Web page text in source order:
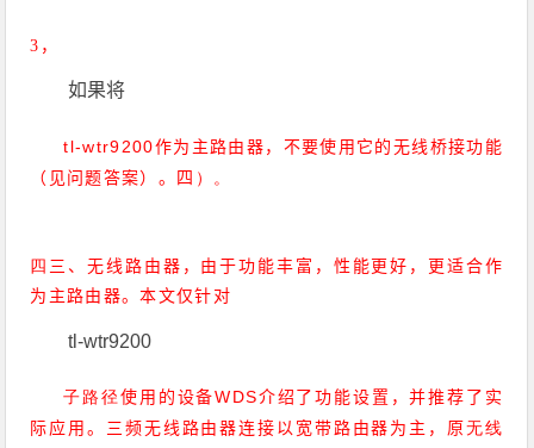
3 ，
如果将
tl-wtr9200作为主路由器，不要使用它的无线桥接功能
（见问题答案）。
四 ）。
四 三、无线路由器，由于功能丰富，性能更好，更适合作
为主路由器。本文仅针对
tl-wtr9200
子路径使用的设备WDS介绍了功能设置，并推荐了实
际应用。 三频无线路由器连接以宽带路由器为主，原 无线